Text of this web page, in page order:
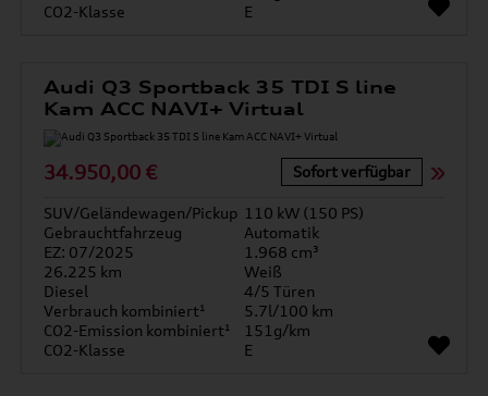
CO2-Klasse
E
Audi Q3 Sportback 35 TDI S line
Kam ACC NAVI+ Virtual
34.950,00 € Sofort verfügbar
SUV/Geländewagen/Pickup 110 kW (150 PS)
Gebrauchtfahrzeug
Automatik
EZ: 07/2025
1.968 cm³
26.225 km
Weiß
Diesel
4/5 Türen
Verbrauch kombiniert¹
5.7l/100 km
CO2-Emission kombiniert¹
151g/km
CO2-Klasse
E